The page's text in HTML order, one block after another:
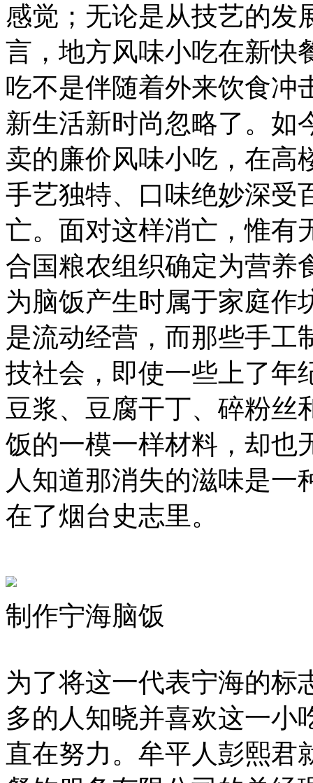
感觉；无论是从技艺的发
言，地方风味小吃在新快
吃不是伴随着外来饮食冲
新生活新时尚忽略了。如
卖的廉价风味小吃，在高
手艺独特、口味绝妙深受
亡。面对这样消亡，惟有
合国粮农组织确定为营养
为脑饭产生时属于家庭作
是流动经营，而那些手工
技社会，即使一些上了年
豆浆、豆腐干丁、碎粉丝
饭的一模一样材料，却也
人知道那消失的滋味是一
在了烟台史志里。
制作宁海脑饭
为了将这一代表宁海的标
多的人知晓并喜欢这一小
直在努力。牟平人彭熙君